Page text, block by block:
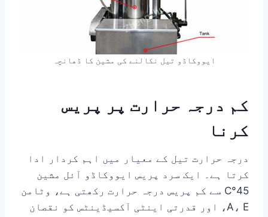
ایووکاڈو تیل نکالنے کی مشین کا ڈھانچہ
کم درجہ حرارت پر پریس
کرنا
درجہ حرارت تیل کے معیار میں اہم کردار ادا
کرتا ہے۔ ایک سرد پریس ایووکاڈو آئل مشین
45°C سے کم پریس درجہ حرارت رکھتی ہے، وٹامن
A، E، اور قدرتی اینٹی آکسیڈینٹس کو نقصان